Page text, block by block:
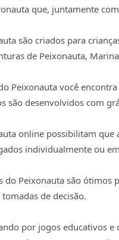
que, juntamente
são criados para
de Peixonauta,
Peixonauta você
são desenvolvidos com
online possibilitam que
individualmente ou
do Peixonauta são
de decisão.
por jogos educativos